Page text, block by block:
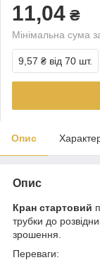
11,04 ₴
Мінімальна сума
9,57 ₴ від 70 шт.
Опис
Опис
Кран стартовий
трубки до
зрошення.
Переваги: